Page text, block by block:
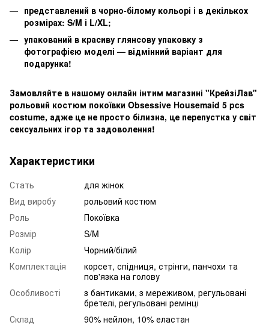
представлений в чорно-білому кольорі і в декількох
розмірах: S/M і L/XL;
упакований в красиву глянсову упаковку з
фотографією моделі — відмінний варіант для
подарунка!
Замовляйте в нашому онлайн інтим магазині "КрейзіЛав"
рольовий костюм покоївки Obsessive Housemaid 5 pcs
costume, адже це не просто білизна, це перепустка у світ
сексуальних ігор та задоволення!
Характеристики
Стать
для жінок
Вид виробу
рольовий костюм
Роль
Покоївка
Розмір
S/M
Колір
Чорний/білий
Комплектація
корсет, спідниця, стрінги, панчохи та
пов'язка на голову
Особливості
з бантиками, з мереживом, регульовані
бретелі, регульовані ремінці
Склад
90% нейлон, 10% еластан